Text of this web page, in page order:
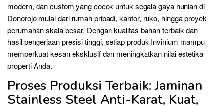
modern, dan custom yang cocok untuk segala gaya hunian di
Donorojo mulai dari rumah pribadi, kantor, ruko, hingga proyek
perumahan skala besar. Dengan kualitas bahan terbaik dan
hasil pengerjaan presisi tinggi, setiap produk Invinium mampu
memperkuat kesan eksklusif dan meningkatkan nilai estetika
properti Anda.
Proses Produksi Terbaik: Jaminan
Stainless Steel Anti-Karat, Kuat,